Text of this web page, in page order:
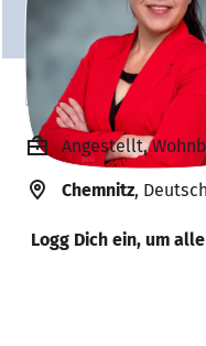
Eva-Maria
Angestellt,
Chemnitz,
Logg Dich ein, um